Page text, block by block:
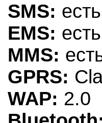
SMS: есть
EMS: есть
MMS:
GPRS:
WAP: 2.0